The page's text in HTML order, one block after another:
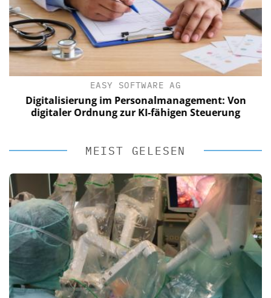
EASY SOFTWARE AG
Digitalisierung im Personalmanagement: Von
digitaler Ordnung zur KI-fähigen Steuerung
MEIST GELESEN